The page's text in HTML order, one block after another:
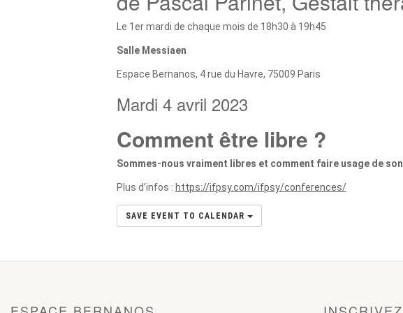
Le 1er mardi de chaque mois de 18h30 à 19h45
Salle Messiaen
Espace Bernanos, 4 rue du Havre, 75009 Paris
Mardi 4 avril 2023
Comment être libre ?
Sommes-nous vraiment libres et comment faire usage de son
Plus d’infos : https://ifpsy.com/ifpsy/conferences/
SAVE EVENT TO CALENDAR